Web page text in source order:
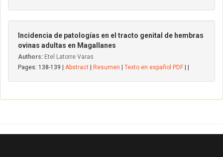
Incidencia de patologías en el tracto genital de hembras
ovinas adultas en Magallanes
Authors: Etel Latorre Varas
Pages: 138-139 | Abstract Resumen Texto en español PDF